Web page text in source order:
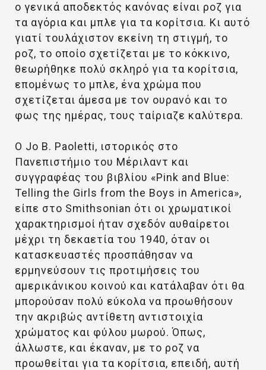
ο γενικά αποδεκτός κανόνας είναι ροζ για
τα αγόρια και μπλε για τα κορίτσια. Κι αυτό
γιατί τουλάχιστον εκείνη τη στιγμή, το
ροζ, το οποίο σχετίζεται με το κόκκινο,
θεωρήθηκε πολύ σκληρό για τα κορίτσια,
επομένως το μπλε, ένα χρώμα που
σχετίζεται άμεσα με τον ουρανό και το
φως της ημέρας, τους ταίριαζε καλύτερα.
Ο Jo B. Paoletti, ιστορικός στο
Πανεπιστήμιο του Μέριλαντ και
συγγραφέας του βιβλίου «Pink and Blue:
Telling the Girls from the Boys in America»,
είπε στο Smithsonian ότι οι χρωματικοί
χαρακτηρισμοί ήταν σχεδόν αυθαίρετοι
μέχρι τη δεκαετία του 1940, όταν οι
κατασκευαστές προσπάθησαν να
ερμηνεύσουν τις προτιμήσεις του
αμερικάνικου κοινού και κατάλαβαν ότι θα
μπορούσαν πολύ εύκολα να προωθήσουν
την ακριβώς αντίθετη αντιστοιχία
χρώματος και φύλου μωρού. Όπως,
άλλωστε, και έκαναν, με το ροζ να
προωθείται για τα κορίτσια, επειδή, αυτή